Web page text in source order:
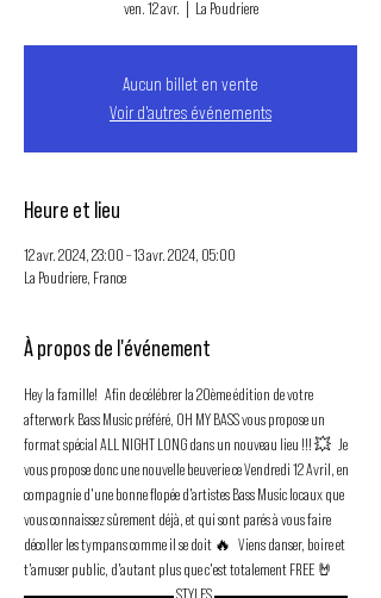
ven. 12 avr. La Poudriere
Aucun billet en vente
Voir d'autres événements
Heure et lieu
12 avr. 2024, 23:00 – 13 avr. 2024, 05:00
La Poudriere, France
À propos de l'événement
Hey la famille!   Afin de célébrer la 20ème édition de votre
afterwork Bass Music préféré, OH MY BASS vous propose un
format spécial ALL NIGHT LONG dans un nouveau lieu !!! 💥   Je
vous propose donc une nouvelle beuverie ce Vendredi 12 Avril, en
compagnie d'une bonne flopée d'artistes Bass Music locaux que
vous connaissez sûrement déjà, et qui sont parés à vous faire
décoller les tympans comme il se doit 🔥   Viens danser, boire et
t'amuser public, d'autant plus que c'est totalement FREE 🤘